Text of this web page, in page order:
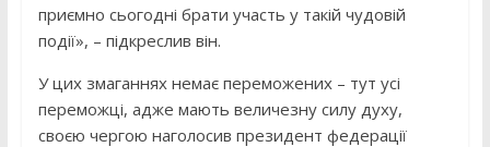
приємно сьогодні брати участь у такій чудовій
події», – підкреслив він.
У цих змаганнях немає переможених – тут усі
переможці, адже мають величезну силу духу,
своєю чергою наголосив президент федерації